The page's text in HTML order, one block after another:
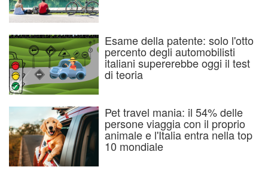
Esame della patente: solo l'otto
percento degli automobilisti
italiani supererebbe oggi il test
di teoria
Pet travel mania: il 54% delle
persone viaggia con il proprio
animale e l'Italia entra nella top
10 mondiale